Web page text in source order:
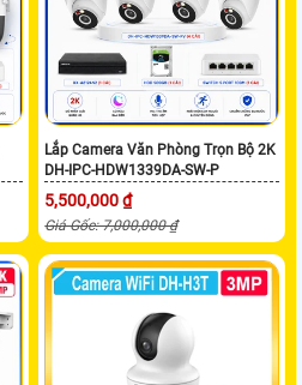
Lắp Camera Văn Phòng Trọn Bộ 2K
DH-IPC-HDW1339DA-SW-P
5,500,000 ₫
Giá Gốc: 7,000,000 ₫